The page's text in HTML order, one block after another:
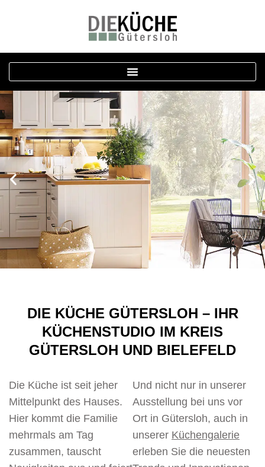
DIE KÜCHE GÜTERSLOH – IHR
KÜCHENSTUDIO IM KREIS
GÜTERSLOH UND BIELEFELD
Die Küche ist seit jeher
Mittelpunkt des Hauses.
Hier kommt die Familie
mehrmals am Tag
zusammen, tauscht
Und nicht nur in unserer
Ausstellung bei uns vor
Ort in Gütersloh, auch in
unserer Küchengalerie
erleben Sie die neuesten